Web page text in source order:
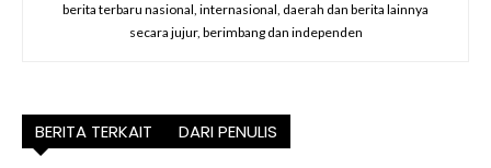
berita terbaru nasional, internasional, daerah dan berita lainnya
secara jujur, berimbang dan independen
BERITA TERKAIT DARI PENULIS